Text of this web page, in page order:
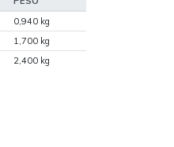
0,940 kg
1,700 kg
2,400 kg